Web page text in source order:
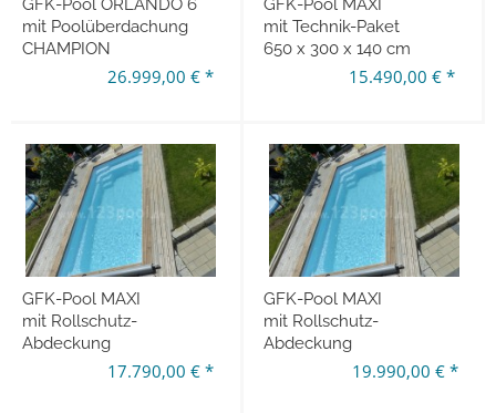
GFK-Pool ORLANDO 6
mit Poolüberdachung
CHAMPION
600 x 300 x 148 cm
26.999,00 € *
GFK-Pool MAXI
mit Technik-Paket
650 x 300 x 140 cm
15.490,00 € *
GFK-Pool MAXI
mit Rollschutz-
Abdeckung
650 x 300 x 140 cm
17.790,00 € *
GFK-Pool MAXI
mit Rollschutz-
Abdeckung
und Wärmepumpe19.990,00 € *